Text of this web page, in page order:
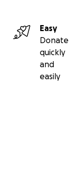
Easy
Donate
quickly
and
easily